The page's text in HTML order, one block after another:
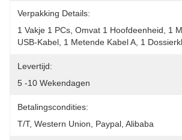
Verpakking Details:
1 Vakje 1 PCs, Omvat 1 Hoofdeenheid, 1
USB-Kabel, 1 Metende Kabel A, 1
Levertijd:
5 -10 Wekendagen
Betalingscondities:
T/T, Western Union, Paypal, Alibaba